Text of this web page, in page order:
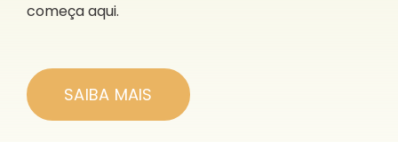
começa aqui.
SAIBA MAIS